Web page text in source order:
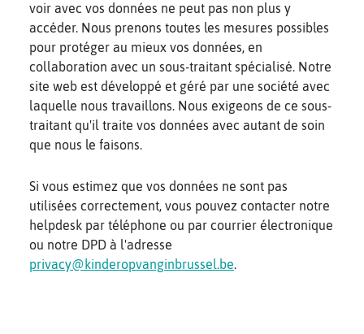
voir avec vos données ne peut pas non plus y
accéder. Nous prenons toutes les mesures possibles
pour protéger au mieux vos données, en
collaboration avec un sous-traitant spécialisé. Notre
site web est développé et géré par une société avec
laquelle nous travaillons. Nous exigeons de ce sous-
traitant qu'il traite vos données avec autant de soin
que nous le faisons.
Si vous estimez que vos données ne sont pas
utilisées correctement, vous pouvez contacter notre
helpdesk par téléphone ou par courrier électronique
ou notre DPD à l'adresse
privacy@kinderopvanginbrussel.be.